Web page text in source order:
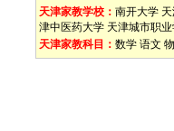
天津家教学校： 南开大学
津中医药大学 天津城市职
天津家教科目： 数学 语文